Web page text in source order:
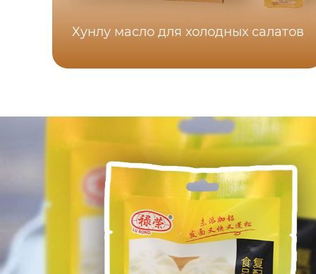
Хунлу масло для холодных салатов